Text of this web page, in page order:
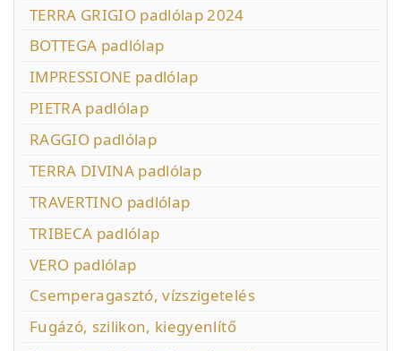
TERRA GRIGIO padlólap 2024
BOTTEGA padlólap
IMPRESSIONE padlólap
PIETRA padlólap
RAGGIO padlólap
TERRA DIVINA padlólap
TRAVERTINO padlólap
TRIBECA padlólap
VERO padlólap
Csemperagasztó, vízszigetelés
Fugázó, szilikon, kiegyenlítő